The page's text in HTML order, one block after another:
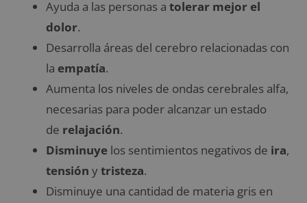
Ayuda a las personas a tolerar mejor el
dolor.
Desarrolla áreas del cerebro relacionadas con
la empatía.
Aumenta los niveles de ondas cerebrales alfa,
necesarias para poder alcanzar un estado
de relajación.
Disminuye los sentimientos negativos de ira,
tensión ytristeza.
Disminuye una cantidad de materia gris en